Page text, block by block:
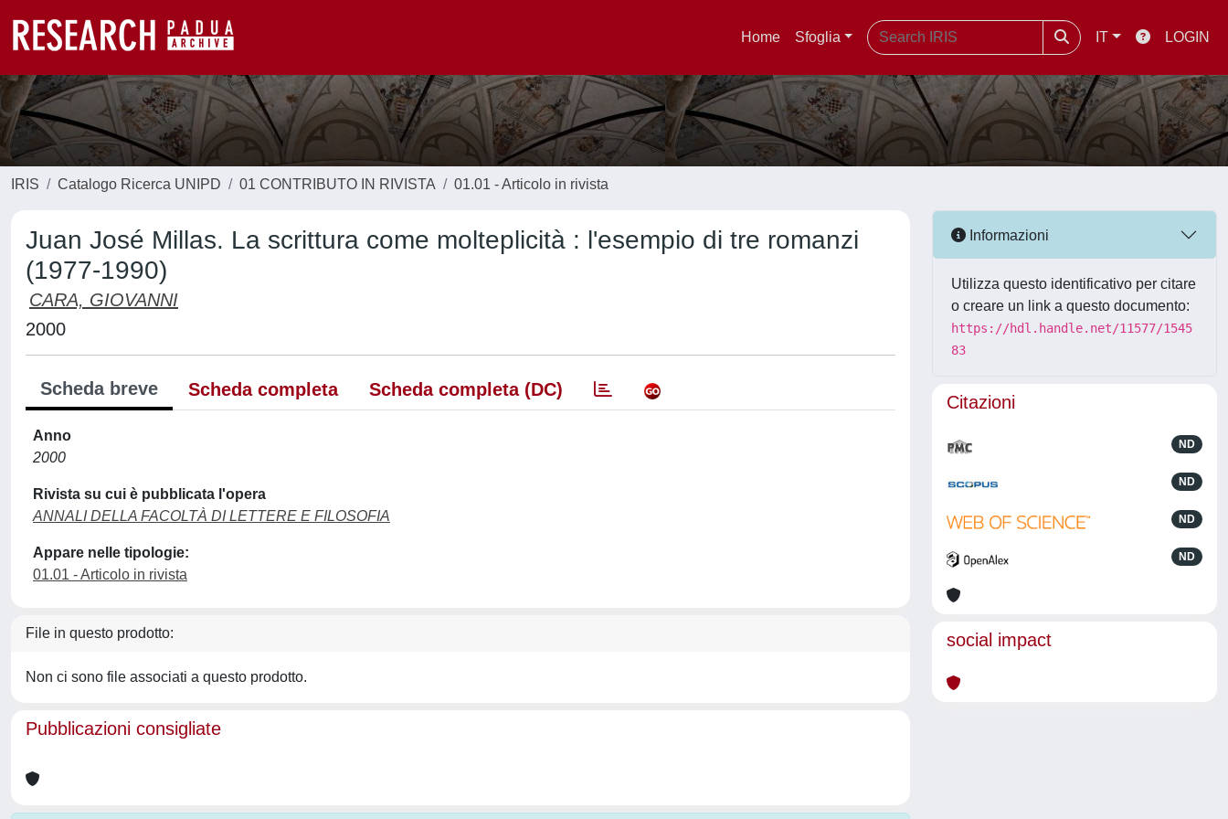
Home Sfoglia IT LOGIN
IRIS Catalogo Ricerca UNIPD 01 CONTRIBUTO IN RIVISTA 01.01 - Articolo in rivista
Juan José Millas. La scrittura come molteplicità : l'esempio di tre romanzi
(1977-1990)
CARA, GIOVANNI
2000
Scheda breve Scheda completa Scheda completa (DC)
Anno
2000
Rivista su cui è pubblicata l'opera
ANNALI DELLA FACOLTÀ DI LETTERE E FILOSOFIA
Appare nelle tipologie:
01.01 - Articolo in rivista
File in questo prodotto:
Non ci sono file associati a questo prodotto.
Pubblicazioni consigliate
Informazioni
Utilizza questo identificativo per citare
o creare un link a questo documento:
https://hdl.handle.net/11577/1545
83
Citazioni
ND
ND
ND
ND
social impact